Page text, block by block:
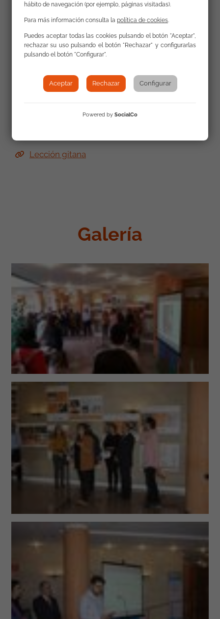
Más información sobre la celebración del Día
Internacional del Pueblo Gitano y el sentido de la
misma
Noticia Web Parlamento de Galicia
Comunicado de la Fundación Secretariado
Lección gitana
Galería
hábito de navegación (por ejemplo, páginas visitadas).
Para más información consulta la política de cookies
Puedes aceptar todas las cookies pulsando el botón "Aceptar",
rechazar su uso pulsando el botón "Rechazar" y configurarlas
pulsando el botón "Configurar".
Aceptar Rechazar Configurar
Powered by SocialCo